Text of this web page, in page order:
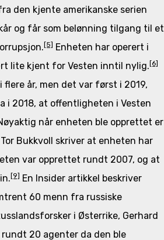
den kjente amerikanske serien
og får som belønning tilgang til et
[5] Enheten har operert i
lite kjent for Vesten inntil nylig.[6]
år, men det var først i 2019,
i 2018, at offentligheten i Vesten
når enheten ble opprettet er
Bukkvoll skriver at enheten har
var opprettet rundt 2007, og at
[9] En Insider artikkel beskriver
60 menn fra russiske
i Østerrike, Gerhard
20 agenter da den ble